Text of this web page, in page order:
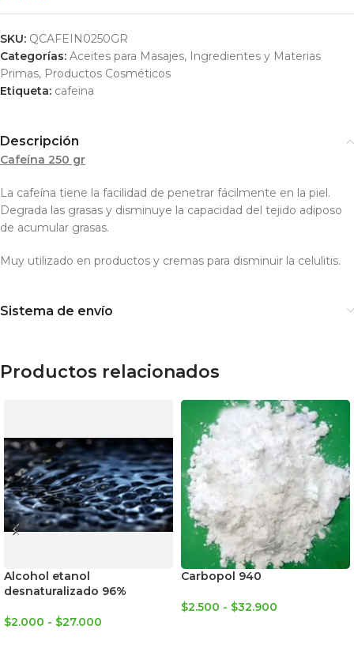
SKU: QCAFEIN0250GR
Categorías: Aceites para Masajes, Ingredientes y Materias
Primas, Productos Cosméticos
Etiqueta: cafeina
Descripción
Cafeína 250 gr
La cafeína tiene la facilidad de penetrar fácilmente en la piel.
Degrada las grasas y disminuye la capacidad del tejido adiposo
de acumular grasas.
Muy utilizado en productos y cremas para disminuir la celulitis.
Sistema de envío
Productos relacionados
Alcohol etanol
desnaturalizado 96%
$2.000 - $27.000
Carbopol 940
$2.500 - $32.900